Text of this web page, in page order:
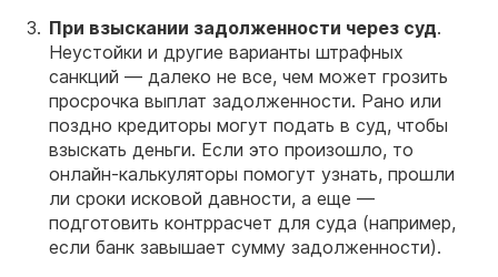
При взыскании задолженности через суд.
Неустойки и другие варианты штрафных
санкций — далеко не все, чем может грозить
просрочка выплат задолженности. Рано или
поздно кредиторы могут подать в суд, чтобы
взыскать деньги. Если это произошло, то
онлайн-калькуляторы помогут узнать, прошли
ли сроки исковой давности, а еще —
подготовить контррасчет для суда (например,
если банк завышает сумму задолженности).